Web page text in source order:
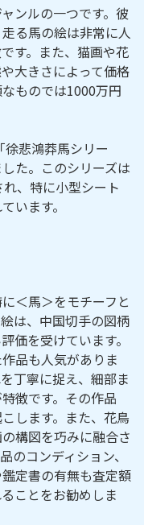
ンルの一つです。彼
る馬の絵は非常に人
す。また、猫画や花
大きさによって価格
ものでは1000万円
悲鴻莽馬シリー
た。このシリーズは
、特に小型シート
います。
＜馬＞をモチーフと
は、中国切手の図柄
価を受けています。
品も人気がありま
丁寧に捉え、細部ま
徴です。その作品
します。また、花鳥
構図を巧みに融合さ
のコンディション、
定書の有無も査定額
ことをお勧めしま